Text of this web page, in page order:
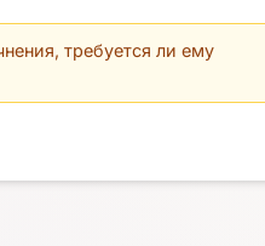
требуется ли ему